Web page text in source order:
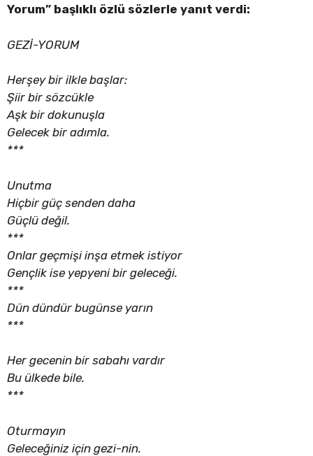
Yorum” başlıklı özlü sözlerle yanıt verdi:
GEZİ-YORUM
Herşey bir ilkle başlar:
Şiir bir sözcükle
Aşk bir dokunuşla
Gelecek bir adımla.
***
Unutma
Hiçbir güç senden daha
Güçlü değil.
***
Onlar geçmişi inşa etmek istiyor
Gençlik ise yepyeni bir geleceği.
***
Dün dündür bugünse yarın
***
Her gecenin bir sabahı vardır
Bu ülkede bile.
***
Oturmayın
Geleceğiniz için gezi-nin.